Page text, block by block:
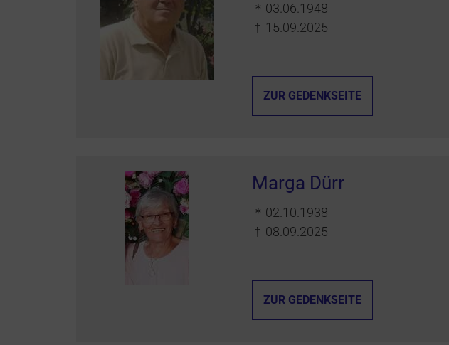
＊ 03.06.1948
† 15.09.2025
ZUR GEDENKSEITE
Marga Dürr
＊ 02.10.1938
† 08.09.2025
ZUR GEDENKSEITE